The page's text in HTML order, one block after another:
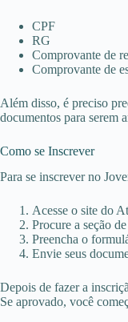
CPF
RG
Comprovante de
Comprovante de
Além disso, é preciso
documentos para serem
Como se Inscrever
Para se inscrever no
Acesse o site do
Procure a seção
Preencha o
Envie seus
Depois de fazer a
Se aprovado, você